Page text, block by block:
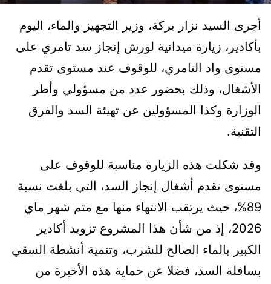
أجرى السيد نزار بركة، وزير التجهيز والماء، اليوم
بأكادير، زيارة ميدانية لورش إنجاز سد تامري على
مستوى واد التامري، للوقوف عند مستوى تقدم
الأشغال، وذلك بحضور عدد من مسؤولي وأطر
الوزارة وكذا المسؤولين عن تهيئة السد والفرق
التقنية.
وقد شكلت هذه الزيارة مناسبة للوقوف على
مستوى تقدم أشغال إنجاز السد، التي بلغت نسبة
89%، حيث يرتقب الانتهاء منها مع متم شهر ماي
2026، إذ من شأن هذا المشروع تزويد أكادير
الكبير بالماء الصالح للشرب، وتنمية أنشطة السقي
بسافلة السد، فضلا عن حماية هذه الأخيرة من